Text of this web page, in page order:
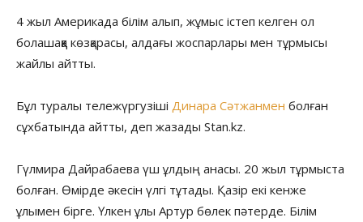
4 жыл Америкада білім алып, жұмыс істеп келген ол
болашаққа көзқарасы, алдағы жоспарлары мен тұрмысы
жайлы айтты.
Бұл туралы тележүргузіші Динара Сәтжанмен болған
сұхбатында айтты, деп жазады Stan.kz.
Гүлмира Дайрабаева үш ұлдың анасы. 20 жыл тұрмыста
болған. Өмірде әкесін үлгі тұтады. Қазір екі кенже
ұлымен бірге. Үлкен ұлы Артур бөлек пәтерде. Білім